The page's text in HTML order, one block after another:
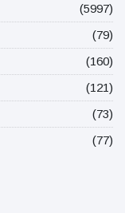
(5997)
(79)
(160)
(121)
(73)
(77)